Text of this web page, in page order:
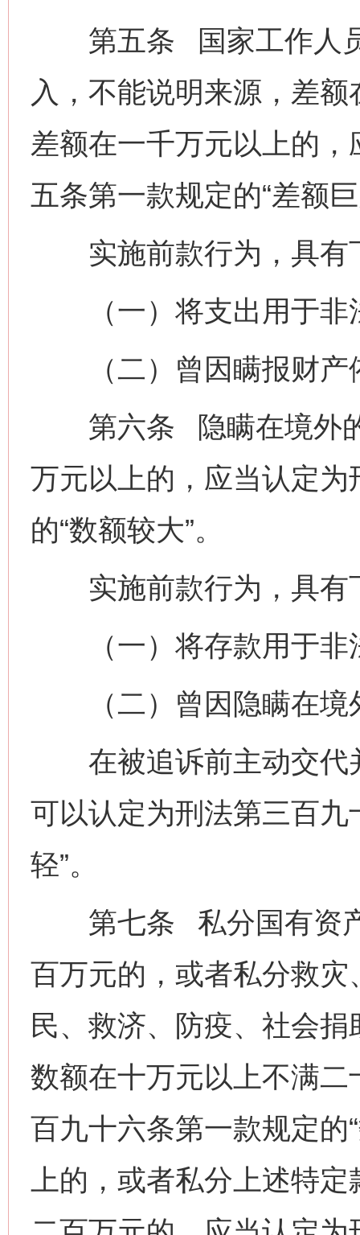
第五条 国家工作人员
入，不能说明来源，差
差额在一千万元以上的
五条第一款规定的“差额
实施前款行为，具有
（一）将支出用于非
（二）曾因瞒报财产
第六条 隐瞒在境外的
万元以上的，应当认定
的“数额较大”。
实施前款行为，具有
（一）将存款用于非
（二）曾因隐瞒在境
在被追诉前主动交代
可以认定为刑法第三百九
轻”。
第七条 私分国有资产
百万元的，或者私分救
民、救济、防疫、社会
数额在十万元以上不满
百九十六条第一款规定的
上的，或者私分上述特